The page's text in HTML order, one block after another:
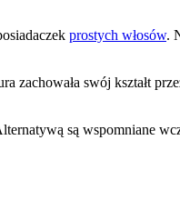
prostych włosów.
swój kształt
są wspomniane